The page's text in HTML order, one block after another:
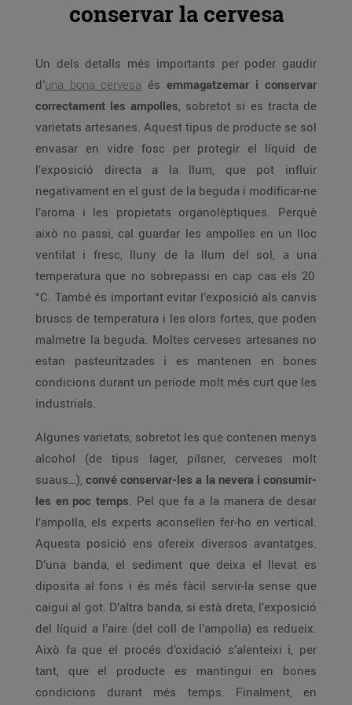
conservar la cervesa
Un dels detalls més importants per poder gaudir
d’una bona cervesa és emmagatzemar i conservar
correctament les ampolles, sobretot si es tracta de
varietats artesanes. Aquest tipus de producte se sol
envasar en vidre fosc per protegir el líquid de
l’exposició directa a la llum, que pot influir
negativament en el gust de la beguda i modificar-ne
l’aroma i les propietats organolèptiques. Perquè
això no passi, cal guardar les ampolles en un lloc
ventilat i fresc, lluny de la llum del sol, a una
temperatura que no sobrepassi en cap cas els 20
°C. També és important evitar l’exposició als canvis
bruscs de temperatura i les olors fortes, que poden
malmetre la beguda. Moltes cerveses artesanes no
estan pasteuritzades i es mantenen en bones
condicions durant un període molt més curt que les
industrials.
Algunes varietats, sobretot les que contenen menys
alcohol (de tipus lager, pilsner, cerveses molt
suaus…), convé conservar-les a la nevera i consumir-
les en poc temps. Pel que fa a la manera de desar
l’ampolla, els experts aconsellen fer-ho en vertical.
Aquesta posició ens ofereix diversos avantatges.
D’una banda, el sediment que deixa el llevat es
diposita al fons i és més fàcil servir-la sense que
caigui al got. D’altra banda, si està dreta, l’exposició
del líquid a l’aire (del coll de l’ampolla) es redueix.
Això fa que el procés d’oxidació s’alenteixi i, per
tant, que el producte es mantingui en bones
condicions durant més temps. Finalment, en